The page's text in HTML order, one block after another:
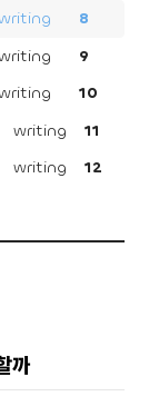
8
9
10
writing 11
writing
12
까